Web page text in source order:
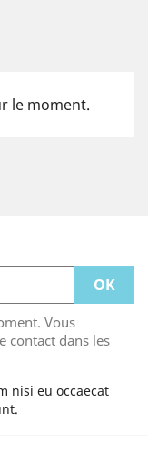
le moment.
Vous
contact dans les
nisi eu occaecat